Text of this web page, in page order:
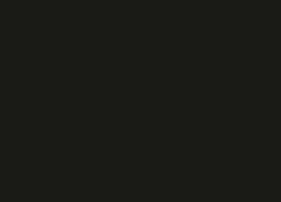
últimas notícias do